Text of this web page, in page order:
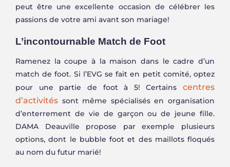
peut être une excellente occasion de célébrer les
passions de votre ami avant son mariage!
L’incontournable Match de Foot
Ramenez la coupe à la maison dans le cadre d’un
match de foot. Si l’EVG se fait en petit comité, optez
pour une partie de foot à 5! Certains centres
d’activités sont même spécialisés en organisation
d’enterrement de vie de garçon ou de jeune fille.
DAMA Deauville propose par exemple plusieurs
options, dont le bubble foot et des maillots floqués
au nom du futur marié!